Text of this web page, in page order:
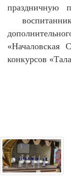
праздничную
«Началовская
конкурсов